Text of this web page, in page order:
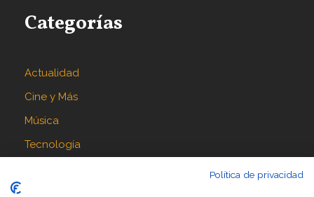
Categorías
Actualidad
Cine y Más
Música
Tecnología
Política de privacidad